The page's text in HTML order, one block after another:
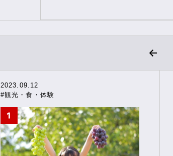
2023.09.12
#観光・食・体験